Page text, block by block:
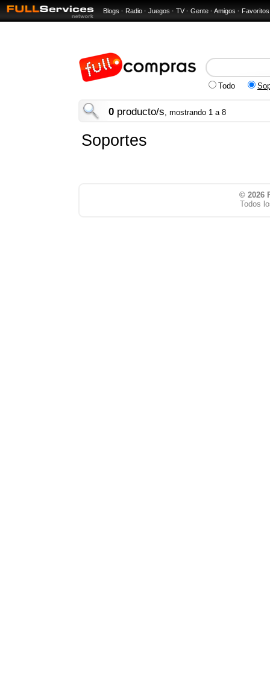
Blogs · Radio · Juegos · TV · Gente · Amigos · Favoritos
Todo
0 producto/s, mostrando 1 a 8
Soportes
© 2026
Todos